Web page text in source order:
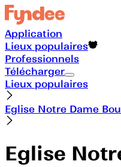
Application
Lieux populaires
Professionnels
Télécharger
Lieux populaires
Eglise Notre Dame
Eglise